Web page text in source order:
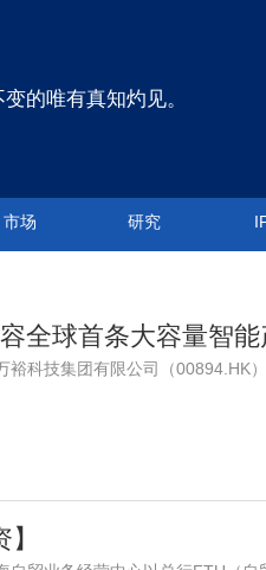
的唯有真知灼见。
市场 研究
科技集团有限公司（00894.HK